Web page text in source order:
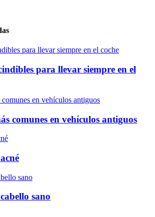
para llevar siempre en el
comunes en vehículos antiguos
sano